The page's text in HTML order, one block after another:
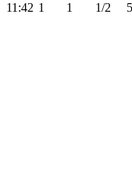
11:42 1 1 1/2